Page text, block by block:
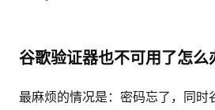
谷歌验证器也不可用了怎么
最麻烦的情况是：密码忘了，同时